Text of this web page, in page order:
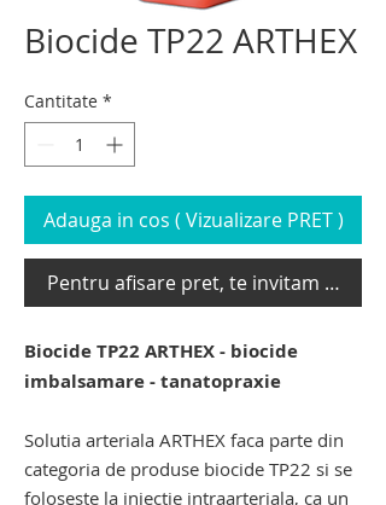
Biocide TP22 ARTHEX
Cantitate *
Adauga in cos ( Vizualizare PRET )
Pentru afisare pret, te invitam sa te
Biocide TP22 ARTHEX - biocide
imbalsamare - tanatopraxie
Solutia arteriala ARTHEX faca parte din
categoria de produse biocide TP22 si se
foloseste la injectie intraarteriala, ca un